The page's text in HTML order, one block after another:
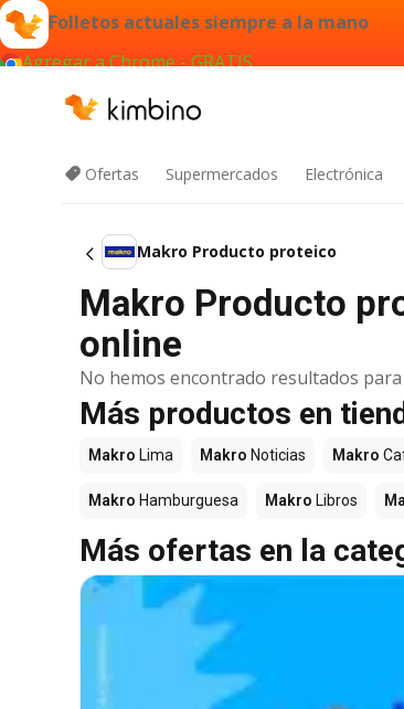
Folletos actuales siempre a la mano
Agregar a Chrome - GRATIS
Ofertas Supermercados Electrónica
Makro Producto proteico
Makro Producto
online
No hemos encontrado resultados
Más productos en
Makro Lima Makro Noticias Makro
Makro Hamburguesa Makro Libros
Más ofertas en la